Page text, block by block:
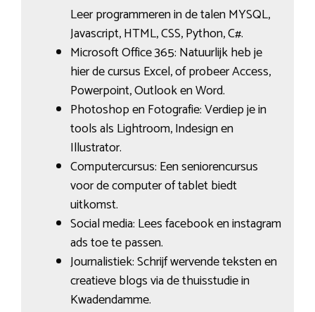
Leer programmeren in de talen MYSQL,
Javascript, HTML, CSS, Python, C#.
Microsoft Office 365: Natuurlijk heb je
hier de cursus Excel, of probeer Access,
Powerpoint, Outlook en Word.
Photoshop en Fotografie: Verdiep je in
tools als Lightroom, Indesign en
Illustrator.
Computercursus: Een seniorencursus
voor de computer of tablet biedt
uitkomst.
Social media: Lees facebook en instagram
ads toe te passen.
Journalistiek: Schrijf wervende teksten en
creatieve blogs via de thuisstudie in
Kwadendamme.